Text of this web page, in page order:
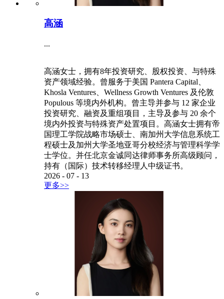
高涵
...
高涵女士，拥有8年投资研究、股权投资、与特殊
资产领域经验。曾服务于美国 Pantera Capital、
Khosla Ventures、Wellness Growth Ventures 及伦敦
Populous 等境内外机构。曾主导并参与 12 家企业
投资研究、融资及重组项目，主导及参与 20 余个
境内外投资与特殊资产处置项目。高涵女士拥有帝
国理工学院战略市场硕士、南加州大学信息系统工
程硕士及加州大学圣地亚哥分校经济与管理科学学
士学位。并任北京金诚同达律师事务所高级顾问，
持有（国际）技术转移经理人中级证书。
2026 - 07 - 13
更多>>